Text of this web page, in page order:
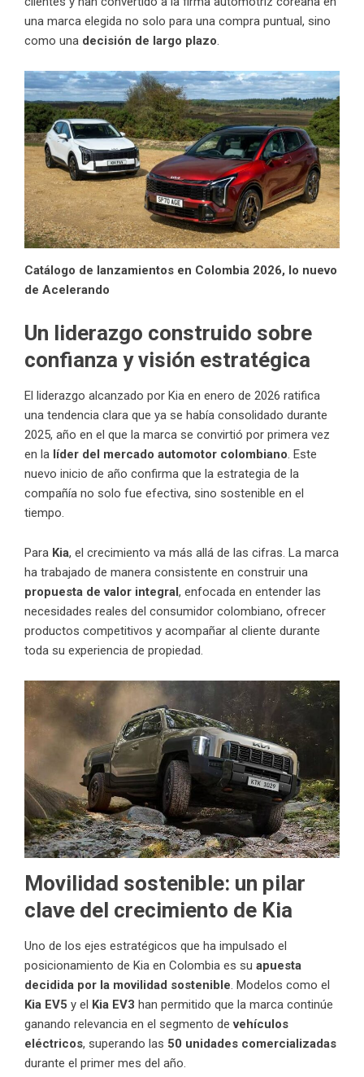
una marca elegida no solo para una compra puntual, sino
como una decisión de largo plazo
Catálogo de lanzamientos en Colombia 2026, lo nuevo
de Acelerando
Un liderazgo construido sobre
confianza y visión estratégica
El liderazgo alcanzado por Kia en enero de 2026 ratifica
una tendencia clara que ya se había consolidado durante
2025, año en el que la marca se convirtió por primera vez
en la líder del mercado automotor colombiano. Este
nuevo inicio de año confirma que la estrategia de la
compañía no solo fue efectiva, sino sostenible en el
tiempo.
Para Kia, el crecimiento va más allá de las cifras. La marca
ha trabajado de manera consistente en construir una
propuesta de valor integral, enfocada en entender las
necesidades reales del consumidor colombiano, ofrecer
productos competitivos y acompañar al cliente durante
toda su experiencia de propiedad.
Movilidad sostenible: un pilar
clave del crecimiento de Kia
Uno de los ejes estratégicos que ha impulsado el
posicionamiento de Kia en Colombia es su apuesta
decidida por la movilidad sostenible. Modelos como el
Kia EV5 y el Kia EV3 han permitido que la marca continúe
ganando relevancia en el segmento devehículos
eléctricos, superando las 50 unidades comercializadas
durante el primer mes del año.